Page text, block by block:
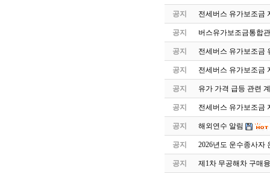
공지 전세버스 유가보조금
공지 버스유가보조금통합
공지 전세버스 유가보조금
공지 전세버스 유가보조금
공지 유가 가격 급등 관련
공지 전세버스 유가보조금
공지 해외연수 알림
공지 2026년도 운수종사자
공지 제1차 무공해차 구매